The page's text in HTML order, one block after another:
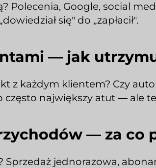
Polecenia, Google, social
się" do „zapłacił".
— jak
z każdym klientem? Czy
często największy atut — ale
— za co
Sprzedaż jednorazowa,